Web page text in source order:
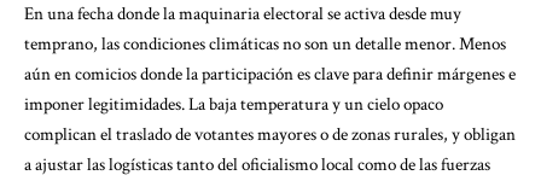
En una fecha donde la maquinaria electoral se activa desde muy
temprano, las condiciones climáticas no son un detalle menor. Menos
aún en comicios donde la participación es clave para definir márgenes e
imponer legitimidades. La baja temperatura y un cielo opaco
complican el traslado de votantes mayores o de zonas rurales, y obligan
a ajustar las logísticas tanto del oficialismo local como de las fuerzas